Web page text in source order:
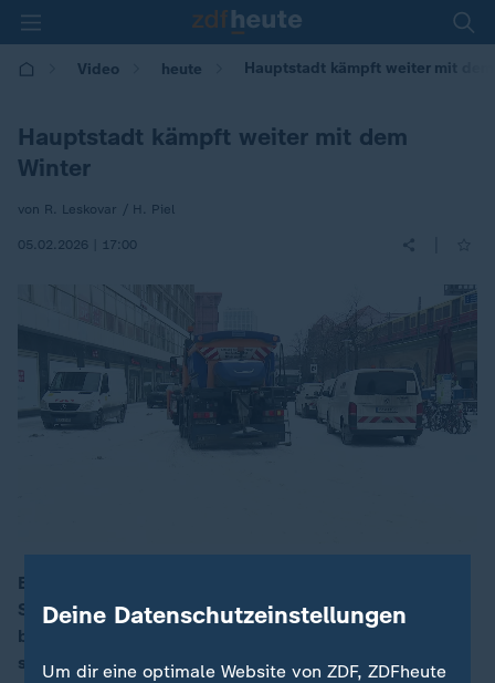
Video heute Hauptstadt kämpft weiter mit
Hauptstadt kämpft weiter mit dem
Winter
von R. Leskovar / H. Piel
05.02.2026 | 17:00
00:17
Eis und Schnee setzen Berlin seit Tagen zu. Tausende
Stürze überlasten die Notaufnahmen, viele Gehwege
bleiben spiegelglatt. Auch der Streit um Streusalz
sorgt für Probleme.
Deine Datenschutzeinstellungen
Um dir eine optimale Website von ZDF, ZDFheute